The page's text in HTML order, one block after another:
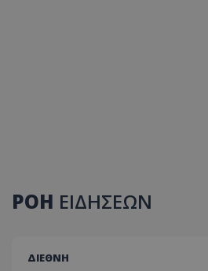
ΡΟΗ ΕΙΔΗΣΕΩΝ
ΔΙΕΘΝΗ